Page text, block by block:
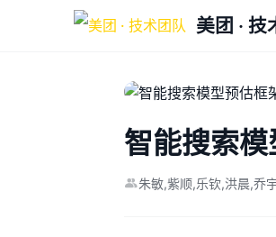
美团 · 技
智能搜索
朱敏,紫顺,乐钦,洪晨,乔